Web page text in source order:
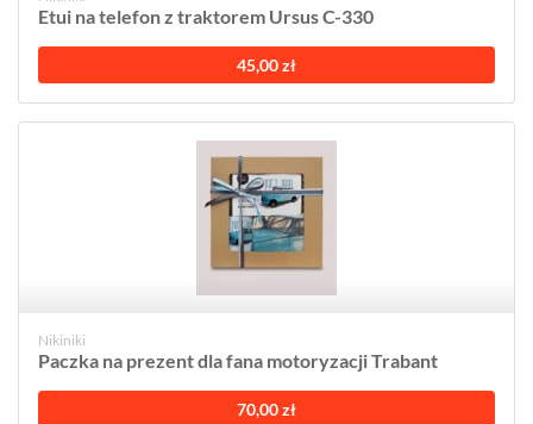
Etui na telefon z traktorem Ursus C-330
45,00 zł
Nikiniki
Paczka na prezent dla fana motoryzacji Trabant
70,00 zł